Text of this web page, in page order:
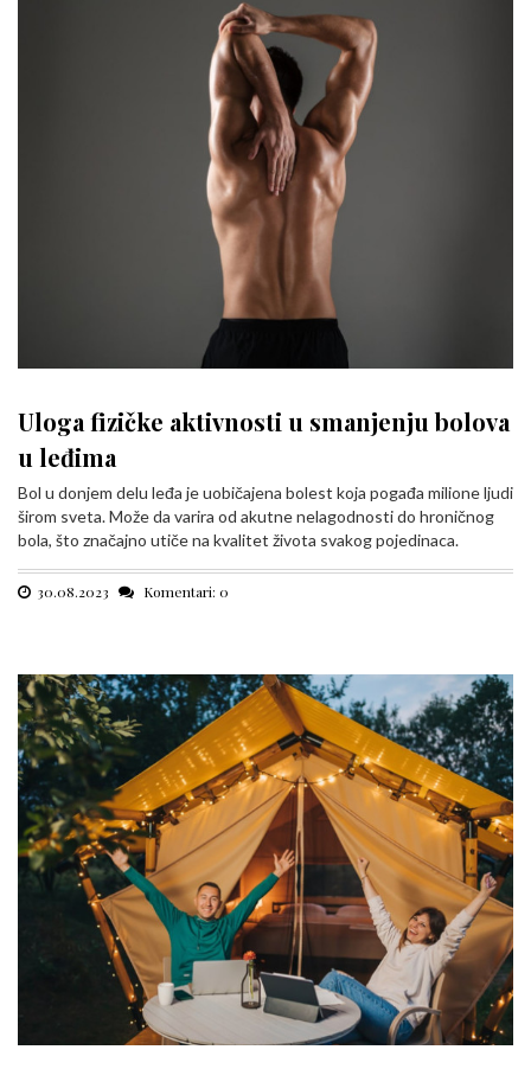
Uloga fizičke aktivnosti u smanjenju bolova
u leđima
Bol u donjem delu leđa je uobičajena bolest koja pogađa milione ljudi
širom sveta. Može da varira od akutne nelagodnosti do hroničnog
bola, što značajno utiče na kvalitet života svakog pojedinaca.
30.08.2023 Komentari: 0